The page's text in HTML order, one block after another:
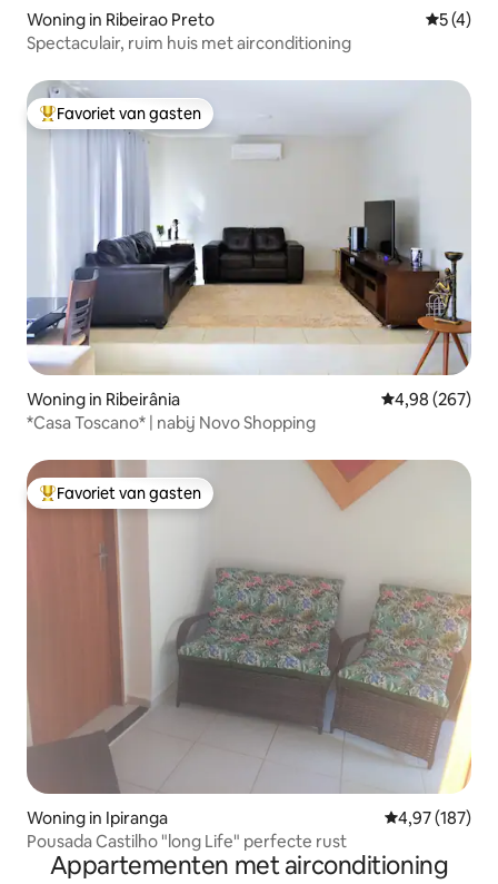
Woning in Ribeirao Preto
5 (4)
Spectaculair, ruim huis met airconditioning
Topfavoriet van gasten
Favoriet van gasten
Woning in Ribeirânia Gemiddelde
4,98 (267)
*Casa Toscano* | nabij Novo Shopping
Topfavoriet van gasten
Favoriet van gasten
Woning in Ipiranga Gemiddelde
4,97 (187)
Pousada Castilho "long Life" perfecte rust
Appartementen met airconditioning